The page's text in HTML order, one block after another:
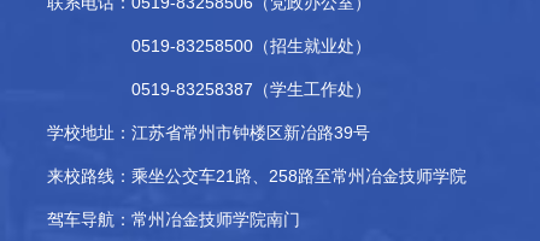
0519-83258500（招生就业处）
0519-83258387（学生工作处）
学校地址： 江苏省常州市钟楼区新冶路39号
来校路线： 乘坐公交车21路、258路至常州冶金技师学院
驾车导航： 常州冶金技师学院南门